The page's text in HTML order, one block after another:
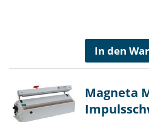
In den
Magneta